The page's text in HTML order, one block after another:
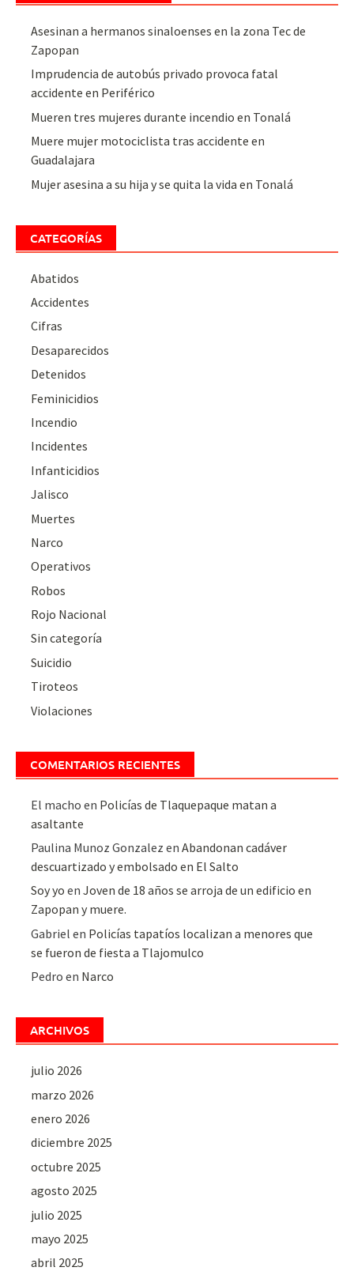
Asesinan a hermanos sinaloenses en la zona Tec de
Zapopan
Imprudencia de autobús privado provoca fatal
accidente en Periférico
Mueren tres mujeres durante incendio en Tonalá
Muere mujer motociclista tras accidente en
Guadalajara
Mujer asesina a su hija y se quita la vida en Tonalá
CATEGORÍAS
Abatidos
Accidentes
Cifras
Desaparecidos
Detenidos
Feminicidios
Incendio
Incidentes
Infanticidios
Jalisco
Muertes
Narco
Operativos
Robos
Rojo Nacional
Sin categoría
Suicidio
Tiroteos
Violaciones
COMENTARIOS RECIENTES
El macho en Policías de Tlaquepaque matan a
asaltante
Paulina Munoz Gonzalez enAbandonan cadáver
descuartizado y embolsado en El Salto
Soy yo enJoven de 18 años se arroja de un edificio en
Zapopan y muere.
Gabriel en Policías tapatíos localizan a menores que
se fueron de fiesta a Tlajomulco
Pedro en Narco
ARCHIVOS
julio 2026
marzo 2026
enero 2026
diciembre 2025
octubre 2025
agosto 2025
julio 2025
mayo 2025
abril 2025